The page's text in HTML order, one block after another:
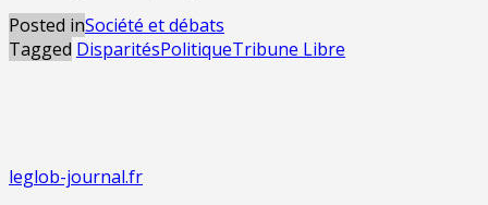
Posted inSociété et débats
Tagged DisparitésPolitiqueTribune Libre
leglob-journal.fr